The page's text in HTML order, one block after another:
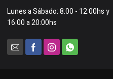
Lunes a Sábado: 8:00 - 12:00hs y
16:00 a 20:00hs